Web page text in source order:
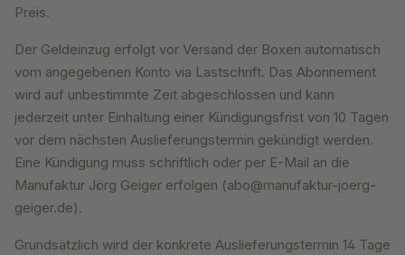
Preis.
Der Geldeinzug erfolgt vor Versand der Boxen automatisch
vom angegebenen Konto via Lastschrift. Das Abonnement
wird auf unbestimmte Zeit abgeschlossen und kann
jederzeit unter Einhaltung einer Kündigungsfrist von 10 Tagen
vor dem nächsten Auslieferungstermin gekündigt werden.
Eine Kündigung muss schriftlich oder per E-Mail an die
Manufaktur Jörg Geiger erfolgen (abo@manufaktur-joerg-
geiger.de).
Grundsätzlich wird der konkrete Auslieferungstermin 14 Tage